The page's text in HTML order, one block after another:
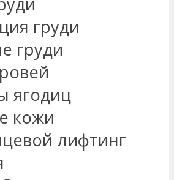
груди
груди
ягодиц
кожи
лифтинг